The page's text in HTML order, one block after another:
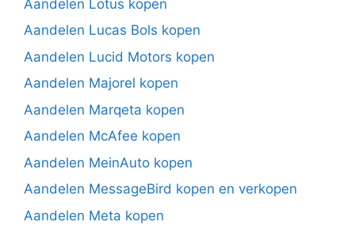
Aandelen Lotus kopen
Aandelen Lucas Bols kopen
Aandelen Lucid Motors kopen
Aandelen Majorel kopen
Aandelen Marqeta kopen
Aandelen McAfee kopen
Aandelen MeinAuto kopen
Aandelen MessageBird kopen en verkopen
Aandelen Meta kopen